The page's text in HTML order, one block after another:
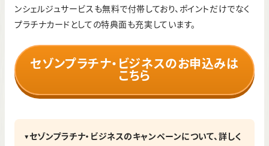
ンシェルジュサービスも無料で付帯しており、ポイントだけでなく
プラチナカードとしての特典面も充実しています。
セゾンプラチナ・ビジネスのお申込みは
こちら
▼セゾンプラチナ・ビジネスのキャンペーンについて、詳しく